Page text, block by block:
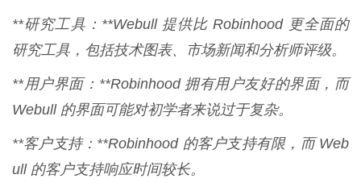
**研究工具：**Webull 提供比 Robinhood 更全面的
研究工具，包括技术图表、市场新闻和分析师评级。
**用户界面：**Robinhood 拥有用户友好的界面，而
Webull 的界面可能对初学者来说过于复杂。
**客户支持：**Robinhood 的客户支持有限，而 Web
ull 的客户支持响应时间较长。